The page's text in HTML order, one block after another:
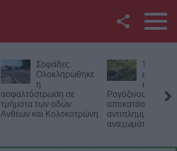
Twitter
YouTube
Σοφάδες:
Ολοκληρώθηκε
η
ασφαλτόστρωση σε
τμήματα των οδών
Ανθέων και Κολοκοτρώνη
Έργο
ευρώ για
Ρογόζινου και την
αποκατάσταση των
αντιπλημμυρικών
αναχωμάτων